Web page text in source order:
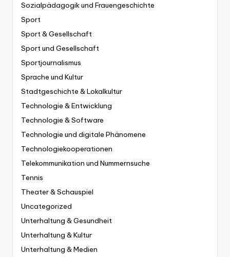
Sozialpädagogik und Frauengeschichte
Sport
Sport & Gesellschaft
Sport und Gesellschaft
Sportjournalismus
Sprache und Kultur
Stadtgeschichte & Lokalkultur
Technologie & Entwicklung
Technologie & Software
Technologie und digitale Phänomene
Technologiekooperationen
Telekommunikation und Nummernsuche
Tennis
Theater & Schauspiel
Uncategorized
Unterhaltung & Gesundheit
Unterhaltung & Kultur
Unterhaltung & Medien